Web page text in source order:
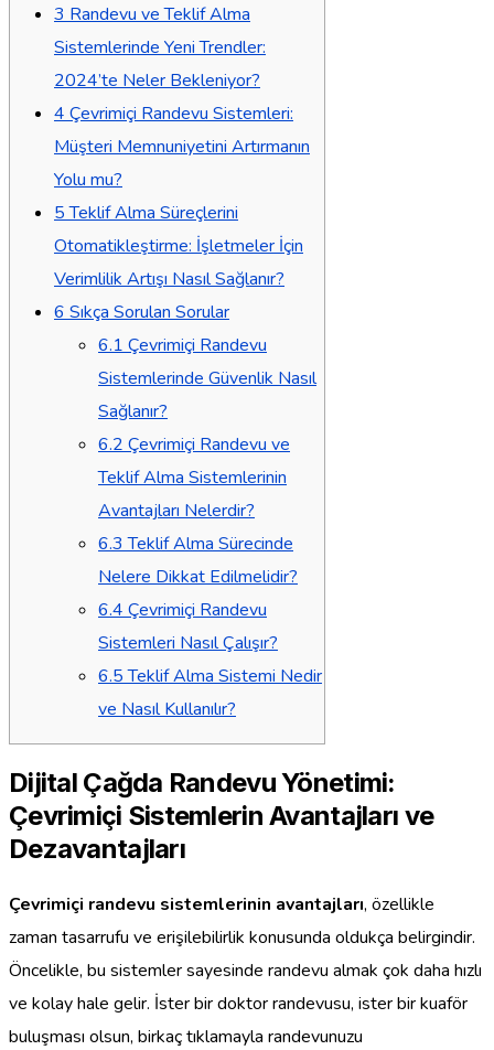
3 Randevu ve Teklif Alma
Sistemlerinde Yeni Trendler:
2024’te Neler Bekleniyor?
4 Çevrimiçi Randevu Sistemleri:
Müşteri Memnuniyetini Artırmanın
Yolu mu?
5Teklif Alma Süreçlerini
Otomatikleştirme: İşletmeler İçin
Verimlilik Artışı Nasıl Sağlanır?
6 Sıkça Sorulan Sorular
6.1 Çevrimiçi Randevu
Sistemlerinde Güvenlik Nasıl
Sağlanır?
6.2 Çevrimiçi Randevu ve
Teklif Alma Sistemlerinin
Avantajları Nelerdir?
6.3 Teklif Alma Sürecinde
Nelere Dikkat Edilmelidir?
6.4 Çevrimiçi Randevu
Sistemleri Nasıl Çalışır?
6.5Teklif Alma Sistemi Nedir
ve Nasıl Kullanılır?
Dijital Çağda Randevu Yönetimi:
Çevrimiçi Sistemlerin Avantajları ve
Dezavantajları
Çevrimiçi randevu sistemlerinin avantajları, özellikle
zaman tasarrufu ve erişilebilirlik konusunda oldukça belirgindir.
Öncelikle, bu sistemler sayesinde randevu almak çok daha hızlı
ve kolay hale gelir. İster bir doktor randevusu, ister bir kuaför
buluşması olsun, birkaç tıklamayla randevunuzu